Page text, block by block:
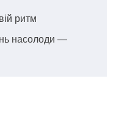
ритм
насолоди —